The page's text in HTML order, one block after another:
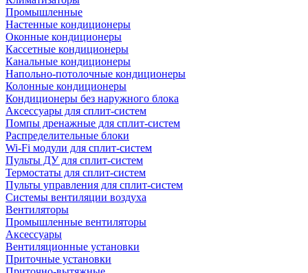
Промышленные
Настенные кондиционеры
Оконные кондиционеры
Кассетные кондиционеры
Канальные кондиционеры
Напольно-потолочные кондиционеры
Колонные кондиционеры
Кондиционеры без наружного блока
Аксессуары для сплит-систем
Помпы дренажные для сплит-систем
Распределительные блоки
Wi-Fi модули для сплит-систем
Пульты ДУ для сплит-систем
Термостаты для сплит-систем
Пульты управления для сплит-систем
Системы вентиляции воздуха
Вентиляторы
Промышленные вентиляторы
Аксессуары
Вентиляционные установки
Приточные установки